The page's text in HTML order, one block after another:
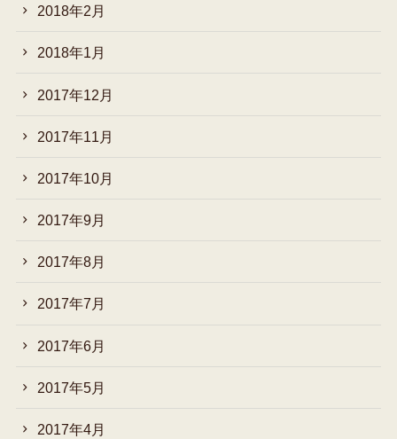
2018年2月
2018年1月
2017年12月
2017年11月
2017年10月
2017年9月
2017年8月
2017年7月
2017年6月
2017年5月
2017年4月